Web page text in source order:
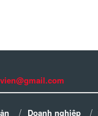
Doanh nghiệp